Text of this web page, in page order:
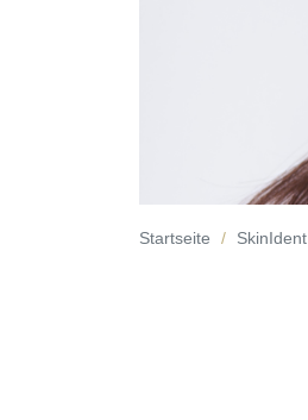
Startseite SkinIdent